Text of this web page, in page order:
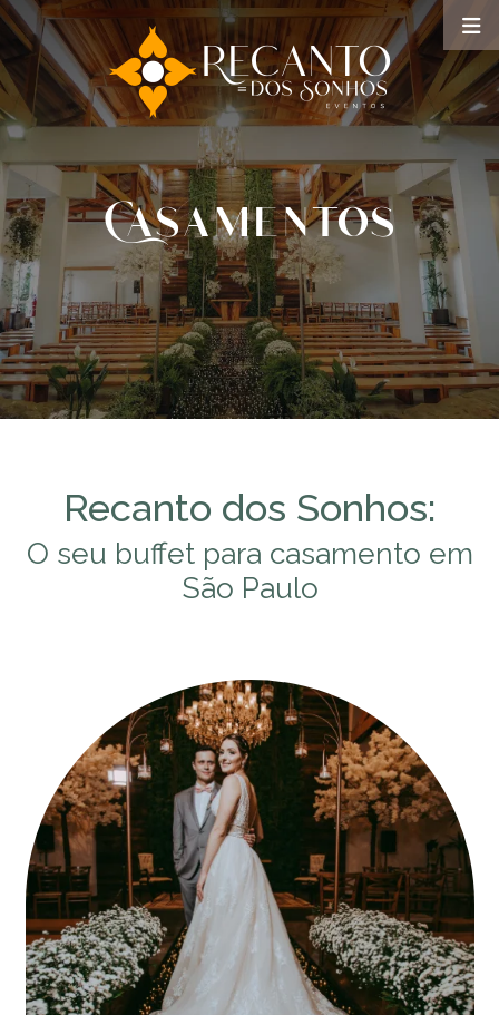
Casamentos
Recanto dos Sonhos:
O seu buffet para casamento em
São Paulo